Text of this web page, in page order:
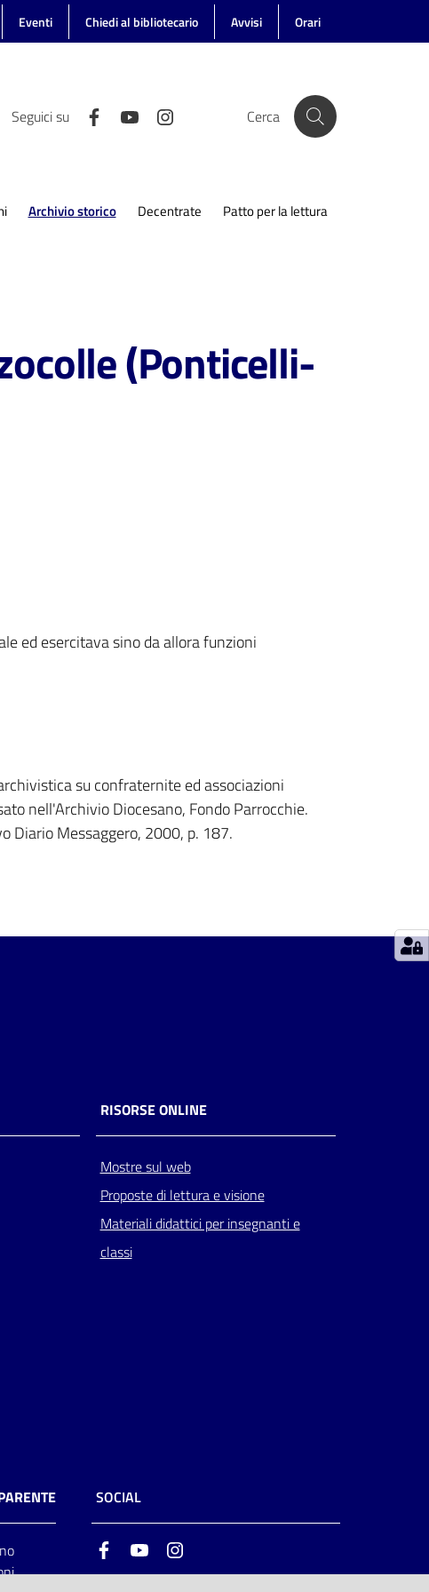
Eventi Chiedi al bibliotecario Avvisi Orari
Seguici su Cerca
Archivio storico
Menu selezionato Decentrate Patto per la lettura
(Ponticelli-
ed esercitava sino da allora funzioni
su confraternite ed associazioni
nell'Archivio Diocesano, Fondo Parrocchie.
Diario Messaggero, 2000, p. 187.
RISORSE ONLINE
Mostre sul web
Proposte di lettura e visione
Materiali didattici per insegnanti e
classi
SOCIAL
FacebookYoutube